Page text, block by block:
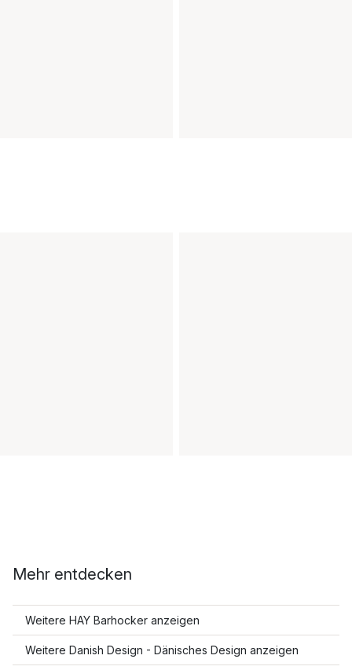
Mehr entdecken
Weitere HAY Barhocker anzeigen
Weitere Danish Design - Dänisches Design anzeigen